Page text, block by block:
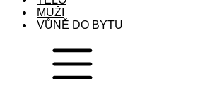
MUŽI
VŮNĚ DO BYTU